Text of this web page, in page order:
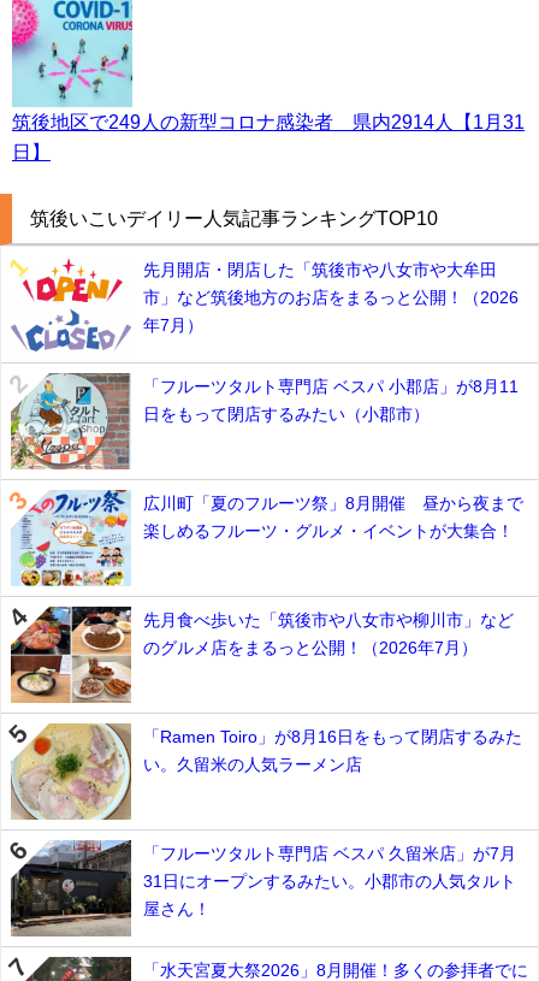
筑後地区で249人の新型コロナ感染者 県内2914人【1月31
日】
筑後いこいデイリー人気記事ランキングTOP10
先月開店・閉店した「筑後市や八女市や大牟田
市」など筑後地方のお店をまるっと公開！（2026
年7月）
「フルーツタルト専門店 ベスパ 小郡店」が8月11
日をもって閉店するみたい（小郡市）
広川町「夏のフルーツ祭」8月開催 昼から夜まで
楽しめるフルーツ・グルメ・イベントが大集合！
先月食べ歩いた「筑後市や八女市や柳川市」など
のグルメ店をまるっと公開！（2026年7月）
「Ramen Toiro」が8月16日をもって閉店するみた
い。久留米の人気ラーメン店
「フルーツタルト専門店 ベスパ 久留米店」が7月
31日にオープンするみたい。小郡市の人気タルト
屋さん！
「水天宮夏大祭2026」8月開催！多くの参拝者でに